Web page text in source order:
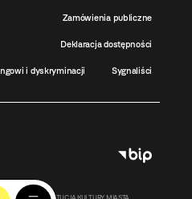
Zamówienia publiczne
Deklaracja dostępności
i dyskryminacji Sygnaliści